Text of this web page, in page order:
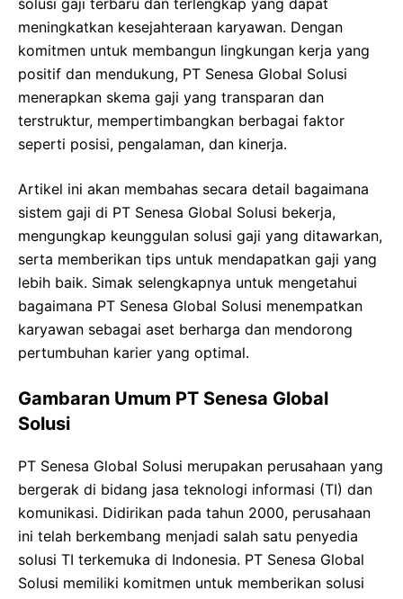
solusi gaji terbaru dan terlengkap yang dapat
meningkatkan kesejahteraan karyawan. Dengan
komitmen untuk membangun lingkungan kerja yang
positif dan mendukung, PT Senesa Global Solusi
menerapkan skema gaji yang transparan dan
terstruktur, mempertimbangkan berbagai faktor
seperti posisi, pengalaman, dan kinerja.
Artikel ini akan membahas secara detail bagaimana
sistem gaji di PT Senesa Global Solusi bekerja,
mengungkap keunggulan solusi gaji yang ditawarkan,
serta memberikan tips untuk mendapatkan gaji yang
lebih baik. Simak selengkapnya untuk mengetahui
bagaimana PT Senesa Global Solusi menempatkan
karyawan sebagai aset berharga dan mendorong
pertumbuhan karier yang optimal.
Gambaran Umum PT Senesa Global
Solusi
PT Senesa Global Solusi merupakan perusahaan yang
bergerak di bidang jasa teknologi informasi (TI) dan
komunikasi. Didirikan pada tahun 2000, perusahaan
ini telah berkembang menjadi salah satu penyedia
solusi TI terkemuka di Indonesia. PT Senesa Global
Solusi memiliki komitmen untuk memberikan solusi